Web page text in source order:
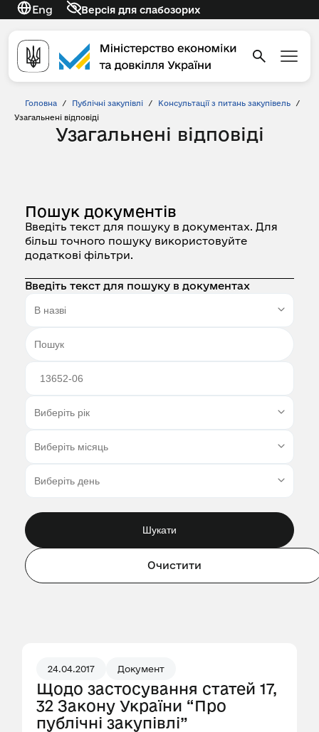
Eng Версія для слабозорих
Головна / Публічні закупівлі / Консультації з питань закупівель
/
Узагальнені відповіді
Узагальнені відповіді
Пошук документів
Введіть текст для пошуку в документах. Для
більш точного пошуку використовуйте
додаткові фільтри.
Введіть текст для пошуку в документах
Шукати
Очистити
24.04.2017 Документ
Щодо застосування статей 17,
32 Закону України “Про
публічні закупівлі”